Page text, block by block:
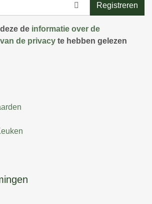
Registreren
de informatie over de
de privacy te hebben gelezen